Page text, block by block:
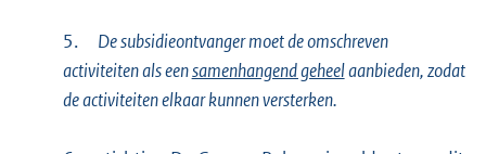
5.
De subsidieontvanger moet de omschreven
activiteiten als eensamenhangend geheelaanbieden, zodat
de activiteiten elkaar kunnen versterken.